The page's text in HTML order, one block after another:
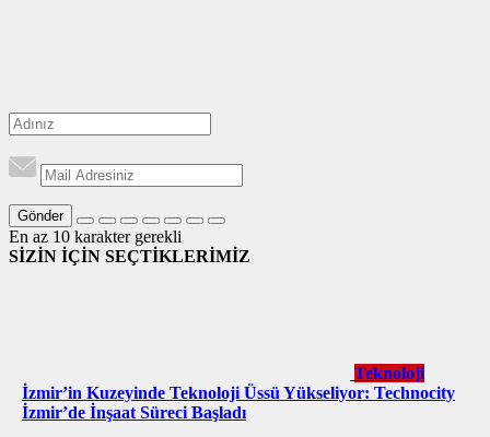
Gönder
En az 10 karakter gerekli
SİZİN İÇİN SEÇTİKLERİMİZ
Teknoloji
İzmir’in Kuzeyinde Teknoloji Üssü Yükseliyor: Technocity
İzmir’de İnşaat Süreci Başladı